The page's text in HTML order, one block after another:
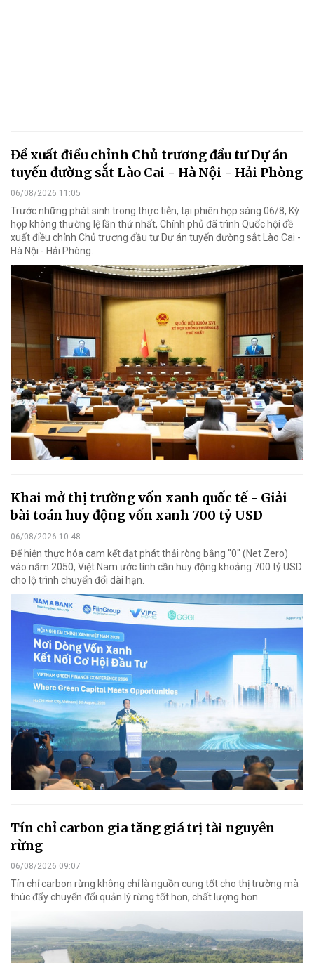
Đề xuất điều chỉnh Chủ trương đầu tư Dự án
tuyến đường sắt Lào Cai - Hà Nội - Hải Phòng
06/08/2026 11:05
Trước những phát sinh trong thực tiễn, tại phiên họp sáng 06/8, Kỳ
họp không thường lệ lần thứ nhất, Chính phủ đã trình Quốc hội đề
xuất điều chỉnh Chủ trương đầu tư Dự án tuyến đường sắt Lào Cai -
Hà Nội - Hải Phòng.
Khai mở thị trường vốn xanh quốc tế - Giải
bài toán huy động vốn xanh 700 tỷ USD
06/08/2026 10:48
Để hiện thực hóa cam kết đạt phát thải ròng bằng "0" (Net Zero)
vào năm 2050, Việt Nam ước tính cần huy động khoảng 700 tỷ USD
cho lộ trình chuyển đổi dài hạn.
Tín chỉ carbon gia tăng giá trị tài nguyên
rừng
06/08/2026 09:07
Tín chỉ carbon rừng không chỉ là nguồn cung tốt cho thị trường mà
thúc đẩy chuyển đổi quản lý rừng tốt hơn, chất lượng hơn.